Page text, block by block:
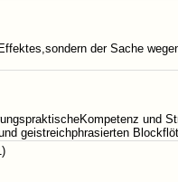
der Sache
und
geistreichphrasierten